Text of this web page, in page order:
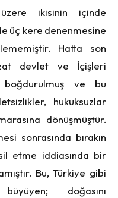
ikisinin içinde
üç kere denenmesine
Hatta son
devlet ve İçişleri
boğdurulmuş ve bu
hukuksuzlar
dönüşmüştür.
sonrasında bırakın
etme iddiasında bir
Bu, Türkiye gibi
doğasını